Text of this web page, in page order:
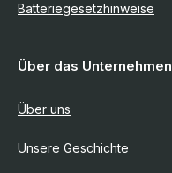
Batteriegesetzhinweise
Über das Unternehmen
Über uns
Unsere Geschichte